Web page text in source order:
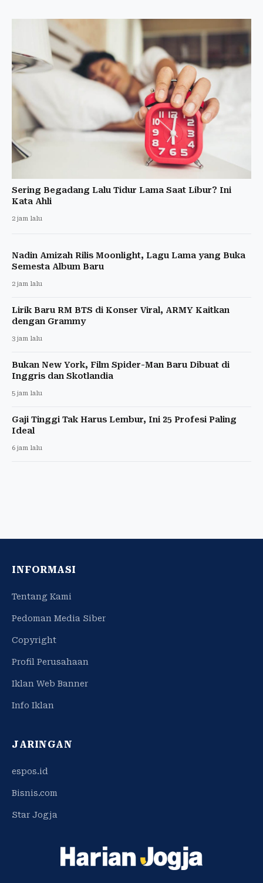
Sering Begadang Lalu Tidur Lama Saat Libur? Ini
Kata Ahli
2 jam lalu
Nadin Amizah Rilis Moonlight, Lagu Lama yang Buka
Semesta Album Baru
2 jam lalu
Lirik Baru RM BTS di Konser Viral, ARMY Kaitkan
dengan Grammy
3 jam lalu
Bukan New York, Film Spider-Man Baru Dibuat di
Inggris dan Skotlandia
5 jam lalu
Gaji Tinggi Tak Harus Lembur, Ini 25 Profesi Paling
Ideal
6 jam lalu
INFORMASI
Tentang Kami
Pedoman Media Siber
Copyright
Profil Perusahaan
Iklan Web Banner
Info Iklan
JARINGAN
espos.id
Bisnis.com
Star Jogja